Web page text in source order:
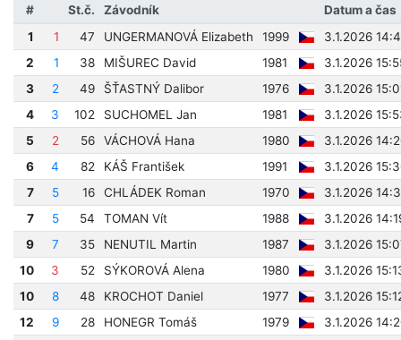
# St.č. Závodník
Datum a čas
1
1 47 UNGERMANOVÁ Elizabeth 1999
3.1.2026
2
1 38 MIŠUREC David 1981
3.1.2026
3
2 49 ŠŤASTNÝ Dalibor 1976
3.1.2026
4
3 102 SUCHOMEL Jan 1981
3.1.2026
5
2 56 VÁCHOVÁ Hana 1980
3.1.2026
6
4 82 KÁŠ František 1991
3.1.2026
7
5 16 CHLÁDEK Roman 1970
3.1.2026
7
5 54 TOMAN Vít 1988
3.1.2026
9
7 35 NENUTIL Martin 1987
3.1.2026
10
3 52 SÝKOROVÁ Alena 1980
3.1.2026
10
8 48 KROCHOT Daniel 1977
3.1.2026
12
9 28 HONEGR Tomáš 1979
3.1.2026